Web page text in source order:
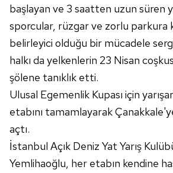
başlayan ve 3 saatten uzun süren
sporcular, rüzgar ve zorlu parkura
belirleyici olduğu bir mücadele
halkı da yelkenlerin 23 Nisan
şölene tanıklık etti.
Ulusal Egemenlik Kupası için
etabını tamamlayarak
açtı.
İstanbul Açık Deniz Yat Yarış
Yemlihaoğlu, her etabın kendine